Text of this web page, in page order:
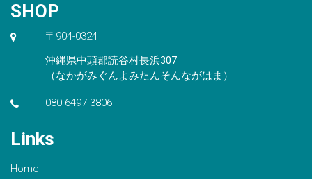
SHOP
〒904-0324
沖縄県中頭郡読谷村長浜307
（なかがみぐんよみたんそんながはま）
080-6497-3806
Links
Home